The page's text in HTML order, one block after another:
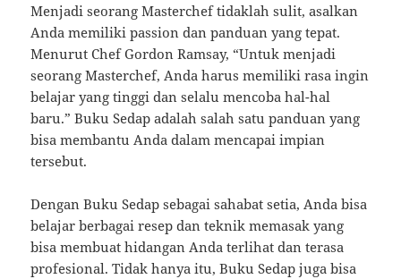
Menjadi seorang Masterchef tidaklah sulit, asalkan
Anda memiliki passion dan panduan yang tepat.
Menurut Chef Gordon Ramsay, “Untuk menjadi
seorang Masterchef, Anda harus memiliki rasa ingin
belajar yang tinggi dan selalu mencoba hal-hal
baru.” Buku Sedap adalah salah satu panduan yang
bisa membantu Anda dalam mencapai impian
tersebut.
Dengan Buku Sedap sebagai sahabat setia, Anda bisa
belajar berbagai resep dan teknik memasak yang
bisa membuat hidangan Anda terlihat dan terasa
profesional. Tidak hanya itu, Buku Sedap juga bisa